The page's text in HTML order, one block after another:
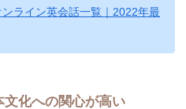
ンライン英会話一覧｜2022年最
化への関心が高い